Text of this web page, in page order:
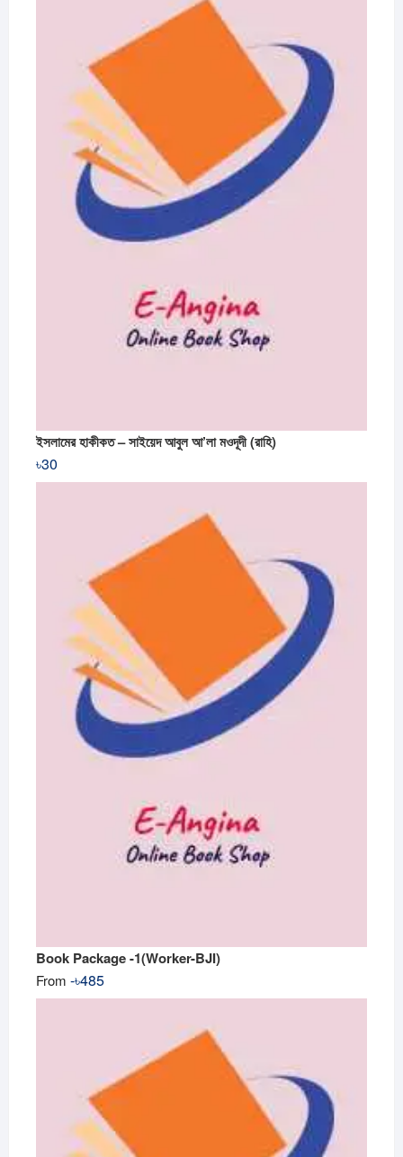
ইসলামের হাকীকত – সাইয়েদ আবুল আ’লা মওদূদী (রাহি)
৳30
Book Package -1(Worker-BJI)
From -৳485